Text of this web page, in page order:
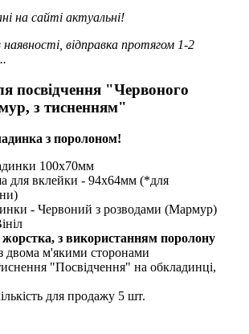
на сайті актуальні!
наявності, відправка протягом 1-2
посвідчення "Червоного
з тисненням"
з поролоном!
100х70мм
для вклейки - 94х64мм (*для
- Червоний з розводами (Мармур)
з використанням поролону
двома м'якими сторонами
"Посвідчення" на обкладинці,
для продажу 5 шт.